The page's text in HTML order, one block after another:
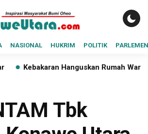
NASIONAL HUKRIM POLITIK PARLEMEN
Hanguskan Rumah Warga di Baito,
Tbk